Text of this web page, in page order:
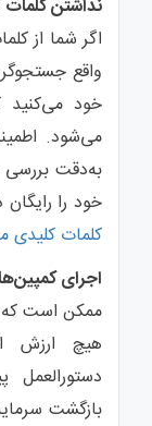
نداشتن
اگر شما از
واقع
خود می‌کنید
می‌شود.
به‌دقت بررسی‌
خود را رایگان
کلمات کلیدی
اجرای
ممکن است که
هیچ ارزش
بازگشت